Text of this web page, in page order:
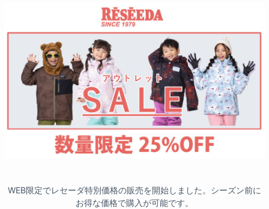
WEB限定でレセーダ特別価格の販売を開始しました。シーズン前に
お得な価格で購入が可能です。